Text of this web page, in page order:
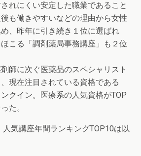
れにくい安定した職業であること
も働きやすいなどの理由から女性
、昨年に引き続き１位に選ばれ
こる「調剤薬局事務講座」も２位
師に次ぐ医薬品のスペシャリスト
現在注目されている資格である
ンクイン。医療系の人気資格がTOP
た。
気講座年間ランキングTOP10は以